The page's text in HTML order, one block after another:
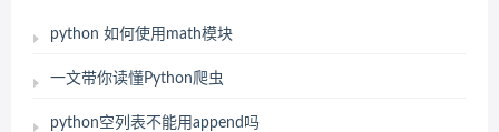
python 如何使用math模块
一文带你读懂Python爬虫
python空列表不能用append吗